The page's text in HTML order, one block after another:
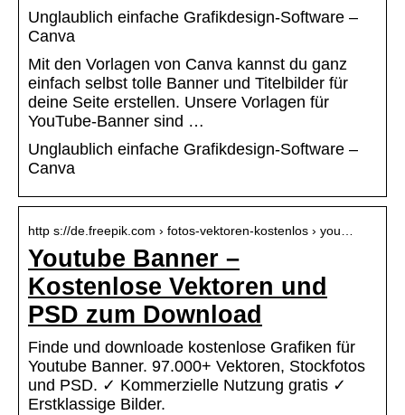
Unglaublich einfache Grafikdesign-Software –
Canva
Mit den Vorlagen von Canva kannst du ganz
einfach selbst tolle Banner und Titelbilder für
deine Seite erstellen. Unsere Vorlagen für
YouTube-Banner sind …
Unglaublich einfache Grafikdesign-Software –
Canva
http s://de.freepik.com › fotos-vektoren-kostenlos › you…
Youtube Banner –
Kostenlose Vektoren und
PSD zum Download
Finde und downloade kostenlose Grafiken für
Youtube Banner. 97.000+ Vektoren, Stockfotos
und PSD. ✓ Kommerzielle Nutzung gratis ✓
Erstklassige Bilder.